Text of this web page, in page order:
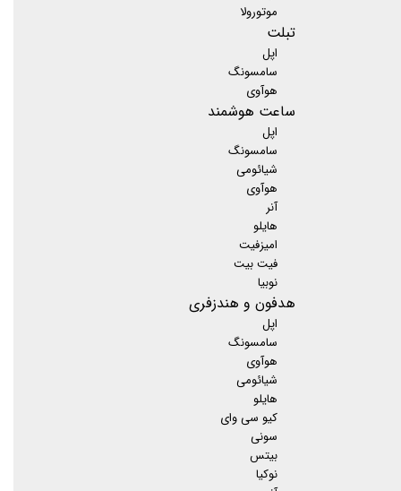
موتورولا
تبلت
اپل
سامسونگ
هوآوی
ساعت هوشمند
اپل
سامسونگ
شیائومی
هوآوی
آنر
هایلو
امیزفیت
فیت بیت
نوبیا
هدفون و هندزفری
اپل
سامسونگ
هوآوی
شیائومی
هایلو
کیو سی وای
سونی
بیتس
نوکیا